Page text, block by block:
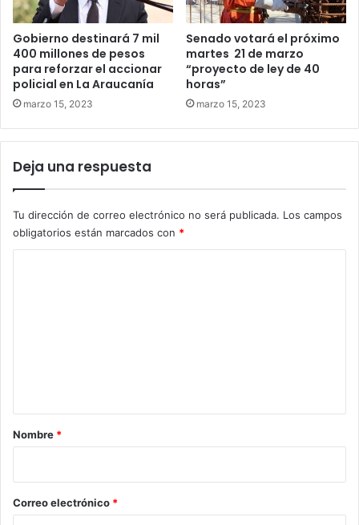
Gobierno destinará 7 mil
400 millones de pesos
para reforzar el accionar
policial en La Araucanía
marzo 15, 2023
Senado votará el próximo
martes 21 de marzo
“proyecto de ley de 40
horas”
marzo 15, 2023
Deja una respuesta
Tu dirección de correo electrónico no será publicada. Los campos
obligatorios están marcados con *
r
*
Nombre *
Correo electrónico *